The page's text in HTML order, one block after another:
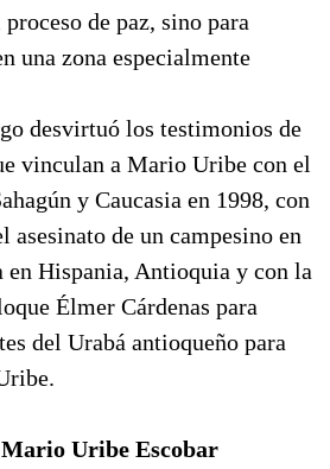
de paz, sino para
una zona especialmente
desvirtuó los testimonios de
vinculan a Mario Uribe con el
y Caucasia en 1998, con
asesinato de un campesino en
Hispania, Antioquia y con la
Élmer Cárdenas para
del Urabá antioqueño para
Uribe Escobar